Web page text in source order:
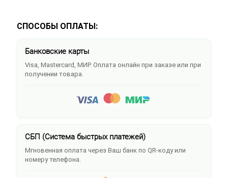
СПОСОБЫ ОПЛАТЫ:
Банковские карты
Visa, Mastercard, МИР. Оплата онлайн при заказе или при
получении товара.
СБП (Система быстрых платежей)
Мгновенная оплата через Ваш банк по QR-коду или
номеру телефона.